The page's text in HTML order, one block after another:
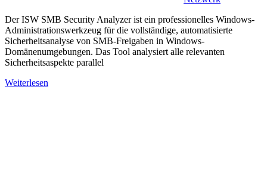
Der ISW SMB Security Analyzer ist ein professionelles Windows-
Administrationswerkzeug für die vollständige, automatisierte
Sicherheitsanalyse von SMB-Freigaben in Windows-
Domänenumgebungen. Das Tool analysiert alle relevanten
Sicherheitsaspekte parallel
Weiterlesen